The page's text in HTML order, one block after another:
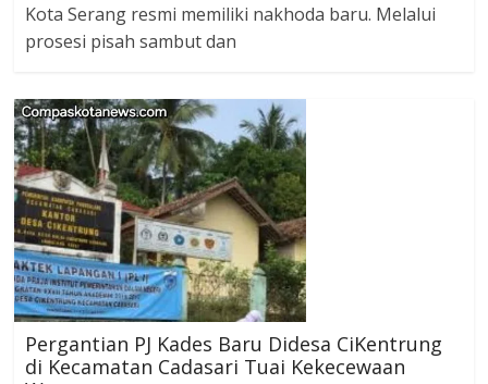
Kota Serang resmi memiliki nakhoda baru. Melalui
prosesi pisah sambut dan
Pergantian PJ Kades Baru Didesa CiKentrung
di Kecamatan Cadasari Tuai Kekecewaan